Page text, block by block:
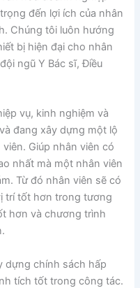
đến lợi ích của nhân
Chúng tôi luôn hướng
bị hiện đại cho nhân
ngũ Y Bác sĩ, Điều
vụ, kinh nghiệm và
đang xây dựng một lộ
Giúp nhân viên có
nhất mà một nhân viên
Từ đó nhân viên sẽ có
trí tốt hơn trong tương
hơn và chương trình
dựng chính sách hấp
tích tốt trong công tác.